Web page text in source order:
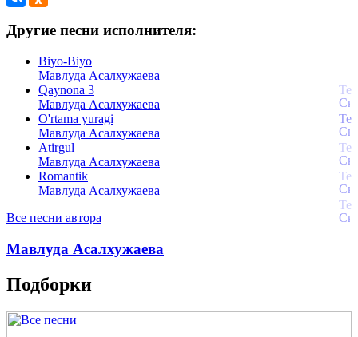
Другие песни исполнителя:
Biyo-Biyo
Мавлуда Асалхужаева
Qaynona 3
Мавлуда Асалхужаева
O'rtama yuragi
Мавлуда Асалхужаева
Atirgul
Мавлуда Асалхужаева
Romantik
Мавлуда Асалхужаева
Все песни автора
Мавлуда Асалхужаева
Подборки